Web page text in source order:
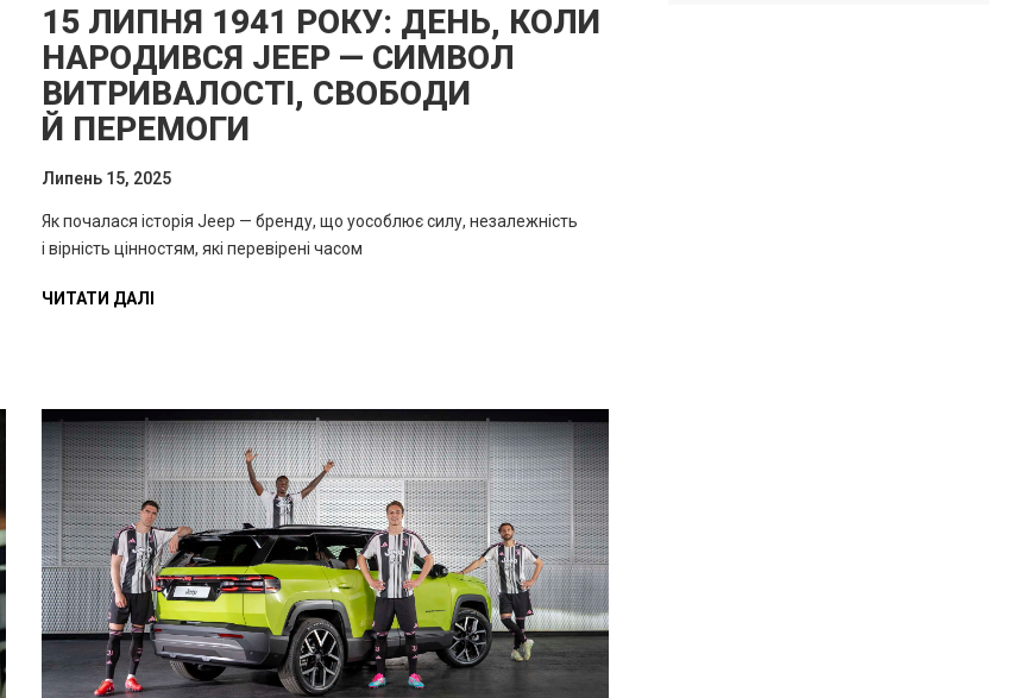
15 ЛИПНЯ 1941 РОКУ: ДЕНЬ, КОЛИ
НАРОДИВСЯ JEEP — СИМВОЛ
ВИТРИВАЛОСТІ, СВОБОДИ
Й ПЕРЕМОГИ
Липень 15, 2025
Як почалася історія Jeep — бренду, що уособлює силу, незалежність
і вірність цінностям, які перевірені часом
ЧИТАТИ ДАЛІ